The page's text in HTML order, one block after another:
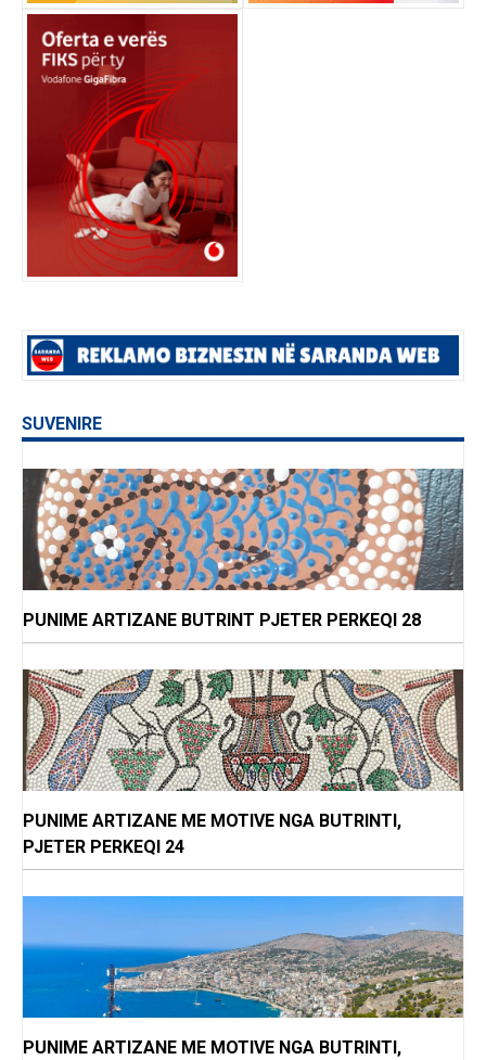
SUVENIRE
PUNIME ARTIZANE BUTRINT PJETER PERKEQI 28
PUNIME ARTIZANE ME MOTIVE NGA BUTRINTI,
PJETER PERKEQI 24
PUNIME ARTIZANE ME MOTIVE NGA BUTRINTI,